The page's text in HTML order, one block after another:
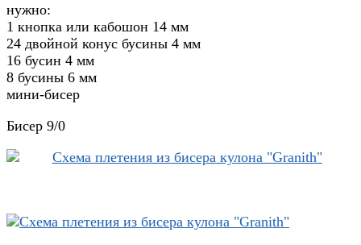
нужно:
1 кнопка или кабошон 14 мм
24 двойной конус бусины 4 мм
16 бусин 4 мм
8 бусины 6 мм
мини-бисер
Бисер 9/0